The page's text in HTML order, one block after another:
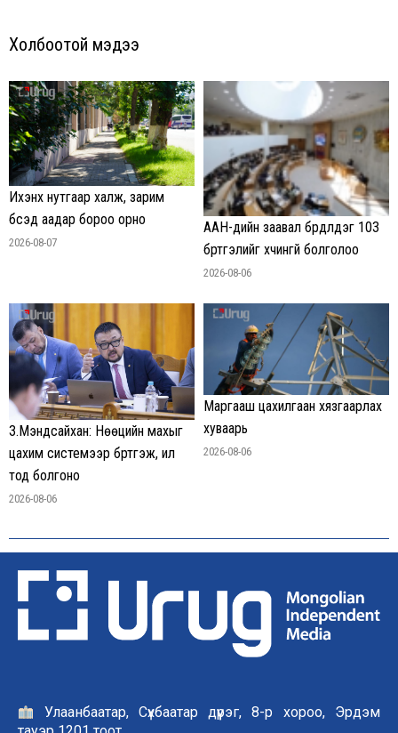
Холбоотой мэдээ
Ихэнх нутгаар халж, зарим
бүсэд аадар бороо орно
2026-08-07
ААН-үүдийн заавал бүрдүүлдэг 103
бүртгэлийг хүчингүй болголоо
2026-08-06
З.Мэндсайхан: Нөөцийн махыг
цахим системээр бүртгэж, ил
тод болгоно
2026-08-06
Маргааш цахилгаан хязгаарлах
хуваарь
2026-08-06
Улаанбаатар, Сүхбаатар дүүрэг, 8-р хороо, Эрдэм